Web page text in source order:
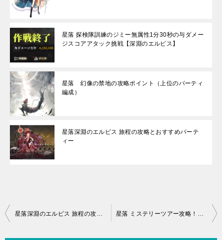
星落 探検隊訓練のジミー無属性1分30秒の与ダメー
ジスコアアタック挑戦【深淵のエルピス】
星落 幻像の禁地の攻略ポイント（上位のパーティ
編成）
星落深淵のエルピス 旅程の攻略とおすすめパーテ
ィー
投